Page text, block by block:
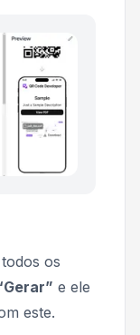
os
e ele
este.